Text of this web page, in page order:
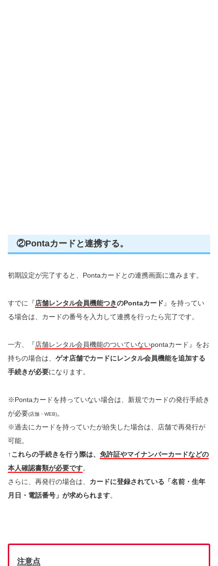
②Pontaカードと連携する。
初期設定が完了すると、Pontaカードとの連携画面に進みます。
すでに『店舗レンタル会員機能つきのPontaカード』を持ってい
る場合は、カードの番号を入力して連携を行ったら完了です。
一方、『店舗レンタル会員機能のついていないpontaカード』をお
持ちの場合は、 ゲオ店舗でカードにレンタル会員機能を追加する
手続きが必要になります。
※Pontaカードを持っていない場合は、新規でカードの発行手続き
が必要(店舗・WEB)。
※過去にカードを持っていたが紛失した場合は、店舗で再発行が
可能。
↑これらの手続きを行う際は、 免許証やマイナンバーカードなどの
本人確認書類が必要です。
さらに、再発行の場合は、 カードに登録されている「名前・生年
月日・電話番号」が求められます。
注意点